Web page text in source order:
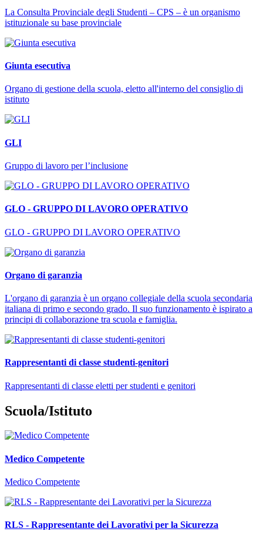
La Consulta Provinciale degli Studenti – CPS – è un organismo
istituzionale su base provinciale
Giunta esecutiva
Organo di gestione della scuola, eletto all'interno del consiglio di
istituto
GLI
Gruppo di lavoro per l’inclusione
GLO - GRUPPO DI LAVORO OPERATIVO
GLO - GRUPPO DI LAVORO OPERATIVO
Organo di garanzia
L'organo di garanzia è un organo collegiale della scuola secondaria
italiana di primo e secondo grado. Il suo funzionamento è ispirato a
principi di collaborazione tra scuola e famiglia.
Rappresentanti di classe studenti-genitori
Rappresentanti di classe eletti per studenti e genitori
Scuola/Istituto
Medico Competente
Medico Competente
RLS - Rappresentante dei Lavorativi per la Sicurezza